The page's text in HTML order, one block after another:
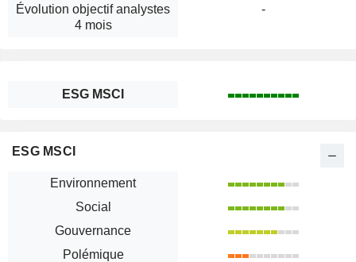
Évolution objectif analystes
4 mois
-
ESG MSCI
ESG MSCI
Environnement
Social
Gouvernance
Polémique